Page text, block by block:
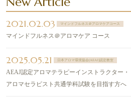
2021.02.03 マインドフルネス＠アロマケアコース
マインドフルネス＠アロマケア コース
2025.05.21 日本アロマ環境協会(AEAJ)認定教室
AEAJ認定アロマテラピーインストラクター・
アロマセラピスト共通学科試験を目指す方へ